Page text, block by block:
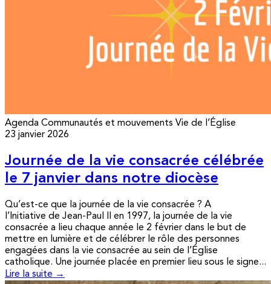
Agenda Communautés et mouvements Vie de l’Église
23 janvier 2026
Journée de la vie consacrée célébrée
le 7 janvier dans notre diocèse
Qu’est-ce que la journée de la vie consacrée ? A
l’Initiative de Jean-Paul II en 1997, la journée de la vie
consacrée a lieu chaque année le 2 février dans le but de
mettre en lumière et de célébrer le rôle des personnes
engagées dans la vie consacrée au sein de l’Église
catholique. Une journée placée en premier lieu sous le signe...
Lire la suite →